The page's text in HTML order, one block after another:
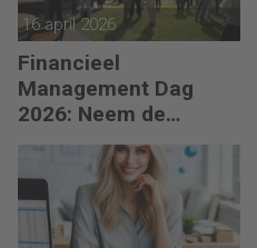
16 april 2026
Financieel
Management Dag
2026: Neem de
toekomst in eigen